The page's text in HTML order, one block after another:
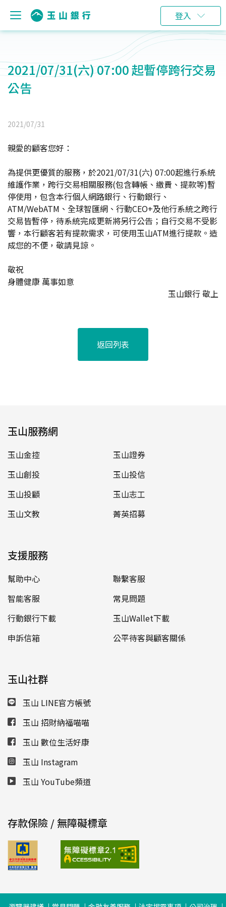
登入
2021/07/31(六) 07:00 起暫停跨行交易
公告
2021/07/31
親愛的顧客您好：
為提供更優質的服務，於2021/07/31(六) 07:00起進行系統
維護作業，跨行交易相關服務(包含轉帳、繳費、提款等)暫
停使用，包含本行個人網路銀行、行動銀行、
ATM/WebATM、全球智匯網、行動CEO+及他行系統之跨行
交易皆暫停，待系統完成更新將另行公告；自行交易不受影
響，本行顧客若有提款需求，可使用玉山ATM進行提款。造
成您的不便，敬請見諒。
敬祝
身體健康 萬事如意
玉山銀行 敬上
返回列表
玉山服務網
玉山金控
玉山證券
玉山創投
玉山投信
玉山投顧
玉山志工
玉山文教
菁英招募
支援服務
幫助中心
聯繫客服
智能客服
常見問題
行動銀行下載
玉山Wallet下載
申訴信箱
公平待客與顧客關係
玉山社群
玉山 LINE官方帳號
玉山 招財納福喵喵
玉山 數位生活好康
玉山 Instagram
玉山 YouTube頻道
存款保險 / 無障礙標章